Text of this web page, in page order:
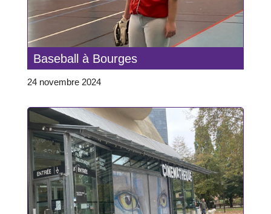
Baseball à Bourges
24 novembre 2024